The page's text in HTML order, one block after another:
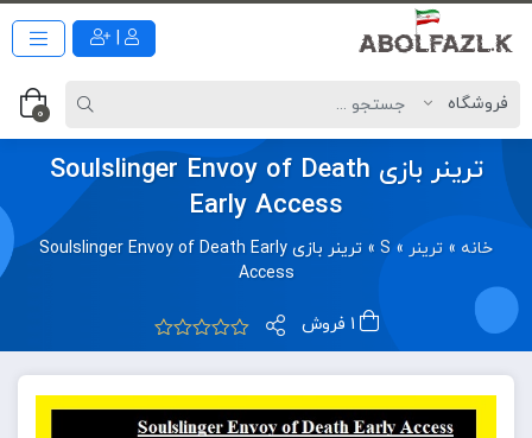
0
ترینر بازی Soulslinger Envoy of Death
Early Access
خانه » ترینر »
S
»
ترینر بازی Soulslinger Envoy of Death Early
Access